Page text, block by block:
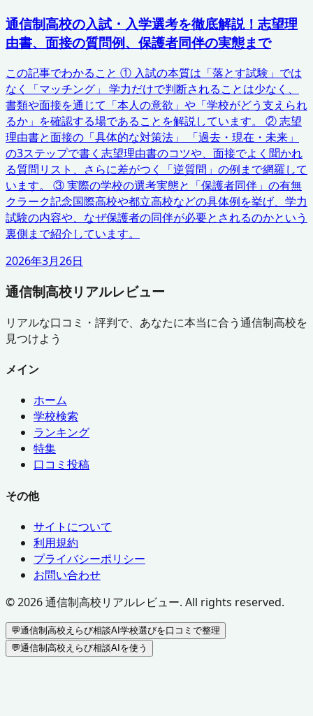
通信制高校の入試・入学選考を徹底解説！志望理
由書、面接の質問例、保護者同伴の実態まで
この記事でわかること ① 入試の本質は「落とす試験」では
なく「マッチング」 学力だけで判断されることは少なく、
書類や面接を通じて「本人の意欲」や「学校がどう支えられ
るか」を確認する場であることを解説しています。 ② 志望
理由書と面接の「具体的な対策法」 「過去・現在・未来」
の3ステップで書く志望理由書のコツや、面接でよく聞かれ
る質問リスト、さらに差がつく「逆質問」の例まで網羅して
います。 ③ 実際の学校の選考実態と「保護者同伴」の有無
クラーク記念国際高校や都立高校などの具体例を挙げ、学力
試験の内容や、なぜ保護者の同伴が必要とされるのかという
裏側まで紹介しています。
2026年3月26日
通信制高校リアルレビュー
リアルな口コミ・評判で、あなたに本当に合う通信制高校を
見つけよう
メイン
ホーム
学校検索
ランキング
特集
口コミ投稿
その他
サイトについて
利用規約
プライバシーポリシー
お問い合わせ
©2026通信制高校リアルレビュー. All rights reserved.
💬通信制高校えらび相談AI 学校選びを口コミで整理
💬通信制高校えらび相談AIを使う